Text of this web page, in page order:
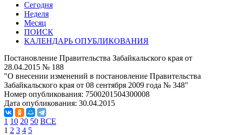
Сегодня
Неделя
Месяц
ПОИСК
КАЛЕНДАРЬ ОПУБЛИКОВАНИЯ
Постановление Правительства Забайкальского края от
28.04.2015 № 188
"О внесении изменений в постановление Правительства
Забайкальского края от 08 сентября 2009 года № 348"
Номер опубликования: 7500201504300008
Дата опубликования: 30.04.2015
1 10 20 50 ВСЕ
1 2 3 4 5